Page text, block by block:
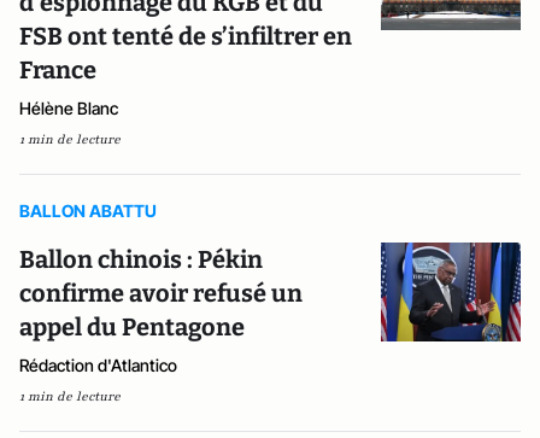
FSB ont tenté de s’infiltrer en
France
Hélène Blanc
1 min de lecture
BALLON ABATTU
Ballon chinois : Pékin
confirme avoir refusé un
appel du Pentagone
Rédaction d'Atlantico
1 min de lecture